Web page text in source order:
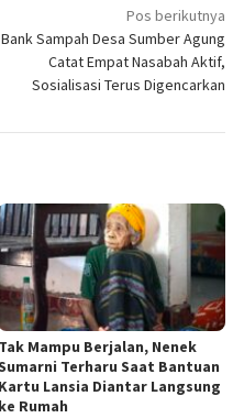
Pos berikutnya
Bank Sampah Desa Sumber Agung
Catat Empat Nasabah Aktif,
Sosialisasi Terus Digencarkan
Tak Mampu Berjalan, Nenek
Terharu Saat Bantuan
Kartu Lansia Diantar Langsung
ke Rumah